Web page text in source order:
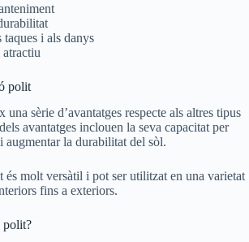
taques i als danys
polit
sèrie d’avantatges respecte als altres tipus
avantatges inclouen la seva capacitat per
augmentar la durabilitat del sòl.
molt versàtil i pot ser utilitzat en una varietat
fins a exteriors.
polit?